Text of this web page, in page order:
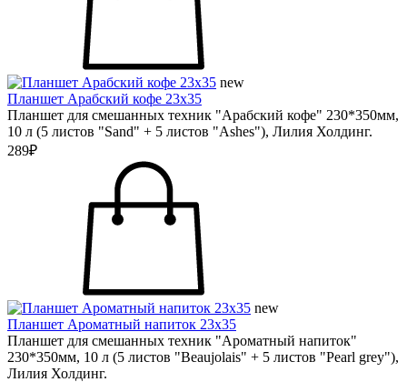
new
Планшет Арабский кофе 23х35
Планшет для смешанных техник "Арабский кофе" 230*350мм,
10 л (5 листов "Sand" + 5 листов "Ashes"), Лилия Холдинг.
289₽
new
Планшет Ароматный напиток 23х35
Планшет для смешанных техник "Ароматный напиток"
230*350мм, 10 л (5 листов "Beaujolais" + 5 листов "Pearl grey"),
Лилия Холдинг.